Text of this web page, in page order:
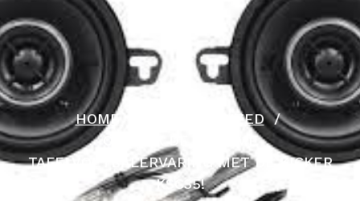
HOME UNCATEGORIZED/
ONTDEK DE ULTIEME
TAFELVOETBALERVARING MET DE KICKER
KSC35!